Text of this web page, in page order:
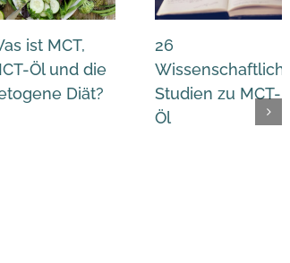
ist MCT,
Öl und die
Diät?
26
Wissenschaftliche
Studien zu MCT-
Öl